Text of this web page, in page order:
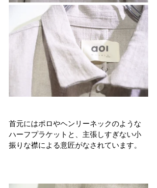
首元にはポロやヘンリーネックのような
ハーフプラケットと、主張しすぎない小
振りな襟による意匠がなされています。